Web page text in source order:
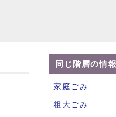
同じ階層の情報
家庭ごみ
粗大ごみ